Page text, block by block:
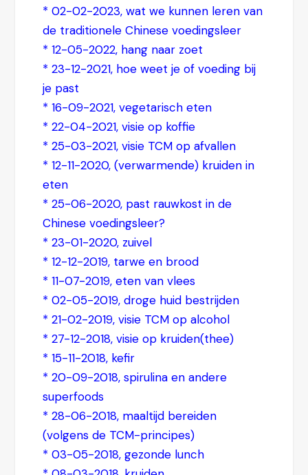
*02-02-2023, wat we kunnen leren van
de traditionele Chinese voedingsleer
*12-05-2022, hang naar zoet
*23-12-2021, hoe weet je of voeding bij
je past
*16-09-2021, vegetarisch eten
* 22-04-2021, visie op koffie
* 25-03-2021, visie TCM op afvallen
*12-11-2020, (verwarmende) kruiden in
eten
*25-06-2020, past rauwkost in de
Chinese voedingsleer?
*23-01-2020, zuivel
*12-12-2019, tarwe en brood
*11-07-2019, eten van vlees
*02-05-2019, droge huid bestrijden
*21-02-2019, visie TCM op alcohol
*27-12-2018, visie op kruiden(thee)
*15-11-2018, kefir
*20-09-2018, spirulina en andere
superfoods
*28-06-2018, maaltijd bereiden
(volgens de TCM-principes)
*03-05-2018, gezonde lunch